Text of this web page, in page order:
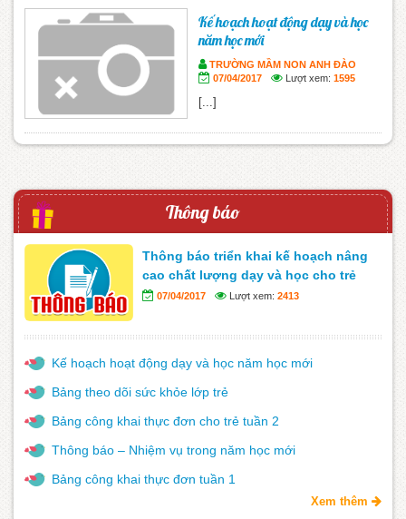
Kế hoạch hoạt động dạy và học
năm học mới
TRƯỜNG MẦM NON ANH ĐÀO
07/04/2017
Lượt xem: 1595
[...]
Thông báo
Thông báo triển khai kế hoạch nâng
cao chất lượng dạy và học cho trẻ
07/04/2017 Lượt xem: 2413
Kế hoạch hoạt động dạy và học năm học mới
Bảng theo dõi sức khỏe lớp trẻ
Bảng công khai thực đơn cho trẻ tuần 2
Thông báo – Nhiệm vụ trong năm học mới
Bảng công khai thực đơn tuần 1
Xem thêm